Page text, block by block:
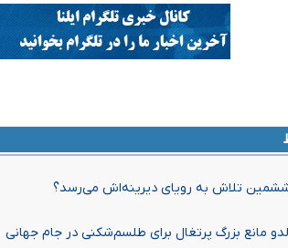
ششمین تلاش به رویای دیرینه‌اش می‌رسد؟
مانع بزرگ پرتغال برای طلسم‌شکنی در جام جهانی